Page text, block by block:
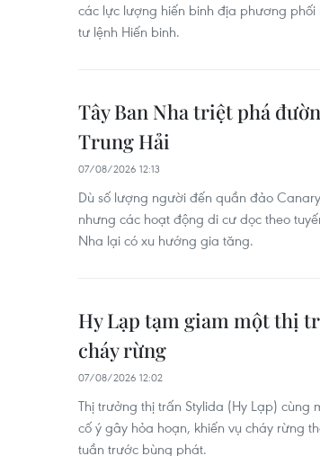
các lực lượng hiến binh địa phương phối
tư lệnh Hiến binh.
Tây Ban Nha triệt phá
Trung Hải
07/08/2026 12:13
Dù số lượng người đến quần đảo
nhưng các hoạt động di cư dọc theo
Nha lại có xu hướng gia tăng.
Hy Lạp tạm giam một thị
cháy rừng
07/08/2026 12:02
Thị trưởng thị trấn Stylida (Hy Lạp)
cố ý gây hỏa hoạn, khiến vụ cháy rừng
tuần trước bùng phát.